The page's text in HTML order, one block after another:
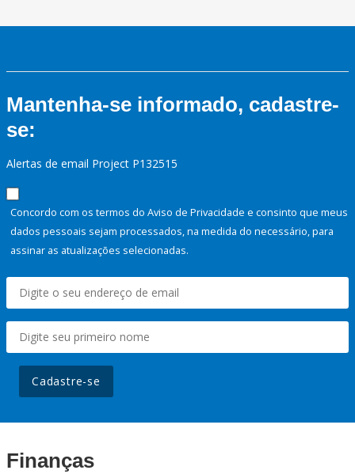
Mantenha-se informado, cadastre-
se:
Alertas de email Project P132515
Concordo com os termos do Aviso de Privacidade e consinto que meus
dados pessoais sejam processados, na medida do necessário, para
assinar as atualizações selecionadas.
Cadastre-se
Finanças